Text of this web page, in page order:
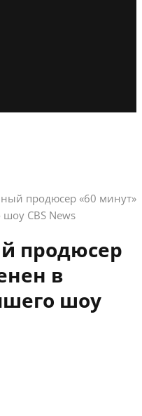
продюсер «60 минут»
CBS News
продюсер
в
шоу